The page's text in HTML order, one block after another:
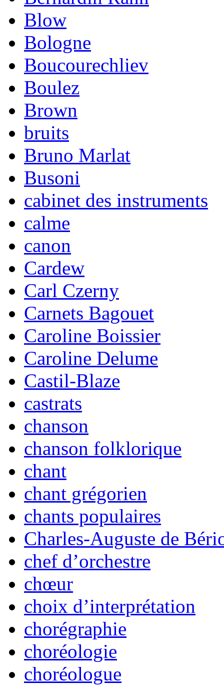
Blow
Bologne
Boucourechliev
Boulez
Brown
bruits
Bruno Marlat
Busoni
cabinet des instruments
calme
canon
Cardew
Carl Czerny
Carnets Bagouet
Caroline Boissier
Caroline Delume
Castil-Blaze
castrats
chanson
chanson folklorique
chant
chant grégorien
chants populaires
Charles-Auguste de
chef d’orchestre
chœur
choix d’interprétation
chorégraphie
choréologie
choréologue